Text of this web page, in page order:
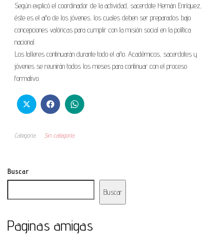
Según explicó el coordinador de la actividad, sacerdote Hernán Enríquez,
éste es el año de los jóvenes, los cuales deben ser preparados bajo
concepciones valóricas para cumplir con la misión social en la política
nacional.
Los talleres continuarán durante todo el año. Académicos, sacerdotes y
jóvenes se reunirán todos los meses para continuar con el proceso
formativo.
Categoría Sin categoría
Buscar
Buscar
Paginas amigas